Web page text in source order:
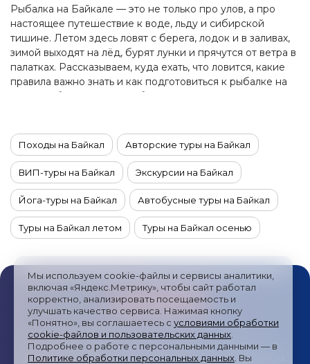
Мы используем cookie-файлы и сервисы аналитики,
включая «Яндекс.Метрику», чтобы сайт работал
корректно, анализировать посещаемость и
улучшать качество сервиса. Нажимая кнопку
«Понятно», вы соглашаетесь с условиями обработки
cookie-файлов и пользовательских данных
Подробнее о работе с персональными данными — в
Политике обработки персональных данных . Вы
Рыбалка на Байкале — это не только про улов, а про
настоящее путешествие к воде, льду и сибирской
тишине. Летом здесь ловят с берега, лодок и в заливах,
зимой выходят на лёд, бурят лунки и прячутся от ветра в
палатках. Рассказываем, куда ехать, что ловится, какие
правила важно знать и как подготовиться к рыбалке на
Байкале без лишних ошибок.
Походы на Байкал Авторские туры на Байкал
ВИП-туры на Байкал Экскурсии на Байкал
Йога-туры на Байкал Автобусные туры на Байкал
Туры на Байкал летом Туры на Байкал осенью
Туры на Байкал из Санкт-Петербурга
Комбинированные туры на Байкал
Новогодние туры на Байкал
Публичная оферта/Пользовательское соглашение/
Политика обработки персональных данных/Согласие на